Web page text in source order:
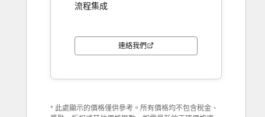
流程集成
連絡我們
* 此處顯示的價格僅供參考。所有價格均不包含稅金、